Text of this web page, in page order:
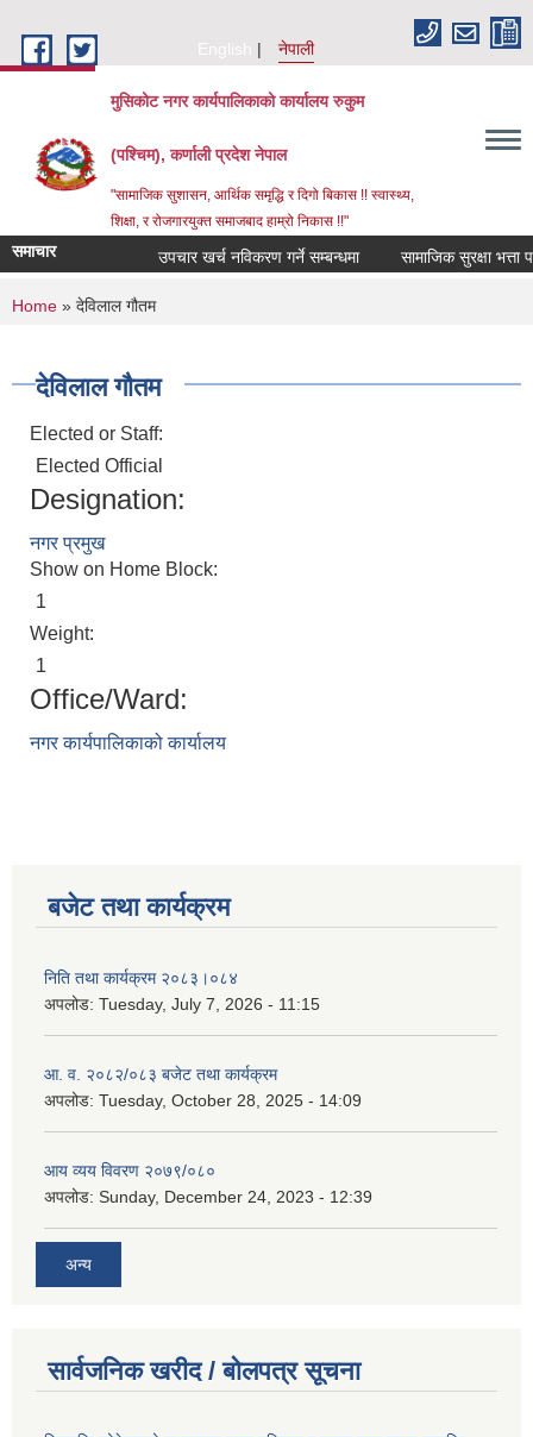
English
नेपाली
मुसिकोट नगर कार्यपालिकाको कार्यालय रुकुम
(पश्चिम), कर्णाली प्रदेश नेपाल
"सामाजिक सुशासन, आर्थिक समृद्धि र दिगो बिकास !! स्वास्थ्य,
शिक्षा, र रोजगारयुक्त समाजबाद हाम्रो निकास !!"
समाचार उपचार खर्च नविकरण गर्ने सम्बन्धमा
You are here
Home » देविलाल गौतम
देविलाल गौतम
Elected or Staff:
Elected Official
Designation:
नगर प्रमुख
Show on Home Block:
1
Weight:
1
Office/Ward:
नगर कार्यपालिकाको कार्यालय
बजेट तथा कार्यक्रम
निति तथा कार्यक्रम २०८३।०८४
अपलोड: Tuesday, July 7, 2026 - 11:15
आ. व. २०८२/०८३ बजेट तथा कार्यक्रम
अपलोड: Tuesday, October 28, 2025 - 14:09
आय व्यय विवरण २०७९/०८०
अपलोड: Sunday, December 24, 2023 - 12:39
अन्य
सार्वजनिक खरीद / बोलपत्र सूचना